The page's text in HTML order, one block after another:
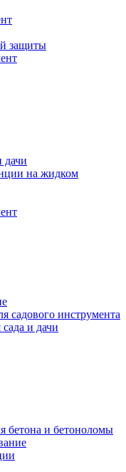
защиты
дачи
на жидком
садового инструмента
и дачи
бетона и бетоноломы